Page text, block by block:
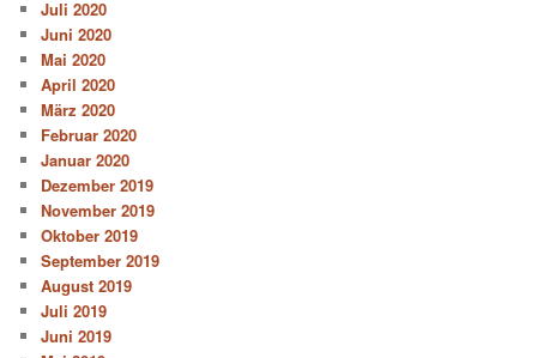
Juli 2020
Juni 2020
Mai 2020
April 2020
März 2020
Februar 2020
Januar 2020
Dezember 2019
November 2019
Oktober 2019
September 2019
August 2019
Juli 2019
Juni 2019